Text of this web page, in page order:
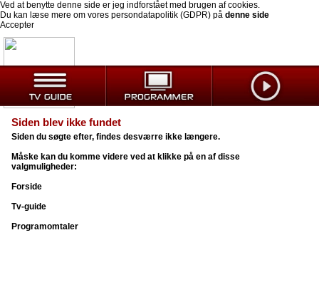
Ved at benytte denne side er jeg indforstået med brugen af cookies.
Du kan læse mere om vores persondatapolitik (GDPR) på denne side
Accepter
Siden blev ikke fundet
Siden du søgte efter, findes desværre ikke længere.
Måske kan du komme videre ved at klikke på en af disse
valgmuligheder:
Forside
Tv-guide
Programomtaler